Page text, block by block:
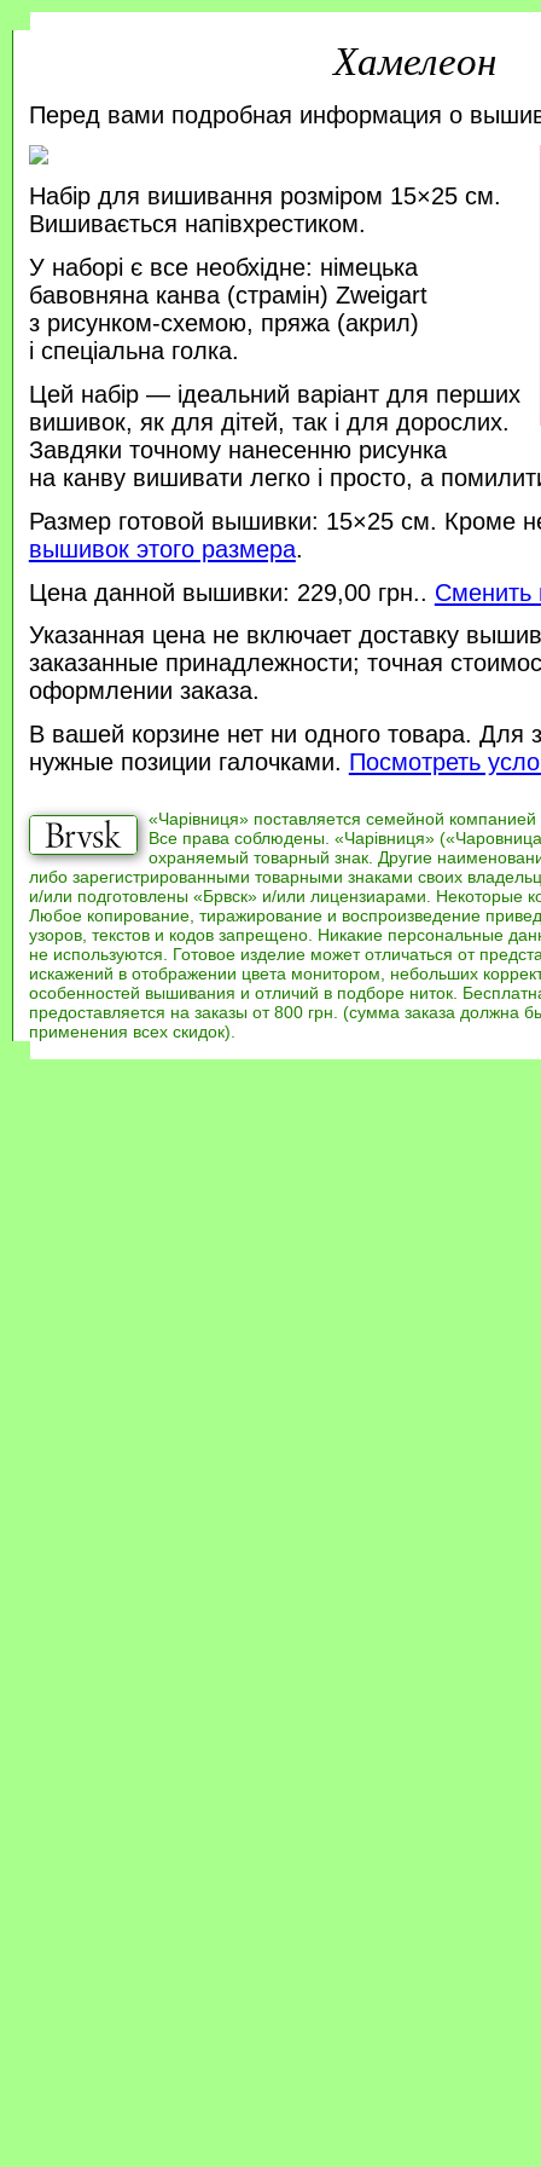
Хамелеон
Перед вами подробная информация о
Набір для вишивання розміром 15×25 см.
Вишивається напівхрестиком.
У наборі є все необхідне: німецька
бавовняна канва (страмін) Zweigart
з рисунком-схемою, пряжа (акрил)
і спеціальна голка.
Цей набір — ідеальний варіант для перших
вишивок, як для дітей, так і для дорослих.
Завдяки точному нанесенню рисунка
на канву вишивати легко і просто, а
Размер готовой вышивки: 15×25 см. Кроме
вышивок этого размера.
Цена данной вышивки: 229,00 грн.. Сменить
Указанная цена не включает доставку
заказанные принадлежности; точная
оформлении заказа.
В вашей корзине нет ни одного товара. Для
нужные позиции галочками. Посмотреть
«Чарівниця» поставляется семейной компанией
Все права соблюдены. «Чарівниця»
охраняемый товарный знак. Другие
либо зарегистрированными товарными знаками своих
и/или подготовлены «Брвск» и/или лицензиарами. Некоторые
Любое копирование, тиражирование и воспроизведение
узоров, текстов и кодов запрещено. Никакие персональные
не используются. Готовое изделие может отличаться от
искажений в отображении цвета монитором, небольших
особенностей вышивания и отличий в подборе ниток.
предоставляется на заказы от 800 грн. (сумма заказа должна
применения всех скидок).